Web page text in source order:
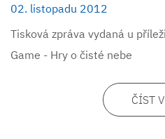
02. listopadu 2012
Tisková zpráva vydaná u
Game - Hry o čisté nebe
ČÍST